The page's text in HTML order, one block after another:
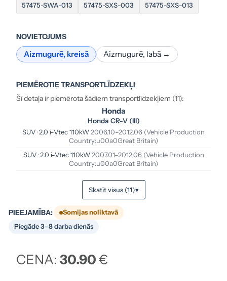
57475-SWA-013 57475-SXS-003 57475-SXS-013
NOVIETOJUMS
Aizmugurē, kreisā Aizmugurē, labā →
PIEMĒROTIE TRANSPORTLĪDZEKĻI
Šī detaļa ir piemērota šādiem transportlīdzekļiem (11):
Honda
Honda CR-V (III)
SUV · 2.0 i-Vtec 110kW2006.10–2012.06 (Vehicle Production
Country:u00a0Great Britain)
SUV · 2.0 i-Vtec 110kW 2007.01–2012.06 (Vehicle Production
Country:u00a0Great Britain)
Skatīt visus (11)▾
PIEEJAMĪBA:
Somijas noliktavā
Piegāde 3–8 darba dienās
CENA:30.90€